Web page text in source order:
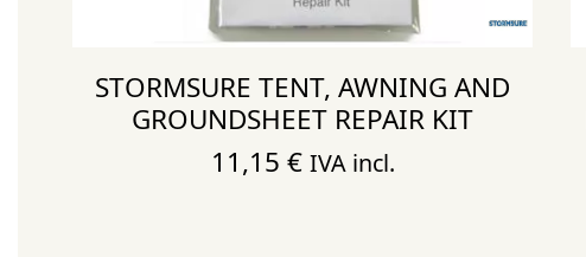
STORMSURE TENT, AWNING AND
GROUNDSHEET REPAIR KIT
11,15 € IVA incl.